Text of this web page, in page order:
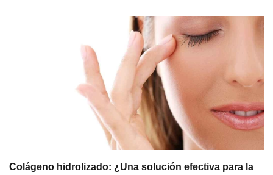
Colágeno hidrolizado: ¿Una solución efectiva para la